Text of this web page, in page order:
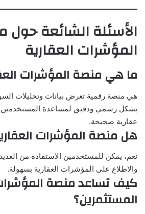
الأسئلة الشائعة حول
المؤشرات العقارية
ما هي منصة المؤشرات
هي منصة رقمية تعرض بيانات وتحليلات
بشكل رسمي ودقيق لمساعدة المستخدمين
عقارية صحيحة.
هل منصة المؤشرات
نعم، يمكن للمستخدمين الاستفادة من
والاطلاع على المؤشرات العقارية بسهولة.
كيف تساعد منصة
المستثمرين؟